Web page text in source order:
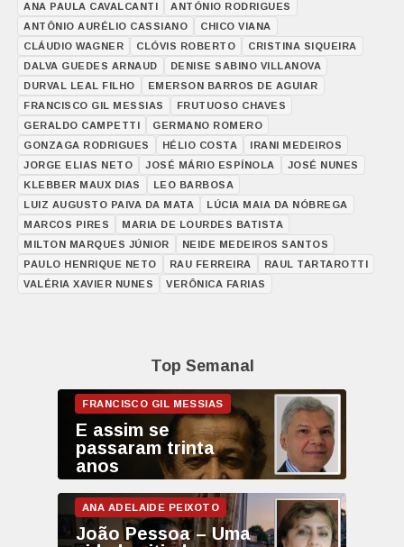
ANA PAULA CAVALCANTI
ANTÓNIO RODRIGUES
ANTÔNIO AURÉLIO CASSIANO
CHICO VIANA
CLÁUDIO WAGNER
CLÓVIS ROBERTO
CRISTINA SIQUEIRA
DALVA GUEDES ARNAUD
DENISE SABINO VILLANOVA
DURVAL LEAL FILHO
EMERSON BARROS DE AGUIAR
FRANCISCO GIL MESSIAS
FRUTUOSO CHAVES
GERALDO CAMPETTI
GERMANO ROMERO
GONZAGA RODRIGUES
HÉLIO COSTA
IRANI MEDEIROS
JORGE ELIAS NETO
JOSÉ MÁRIO ESPÍNOLA
JOSÉ NUNES
KLEBBER MAUX DIAS
LEO BARBOSA
LUIZ AUGUSTO PAIVA DA MATA
LÚCIA MAIA DA NÓBREGA
MARCOS PIRES
MARIA DE LOURDES BATISTA
MILTON MARQUES JÚNIOR
NEIDE MEDEIROS SANTOS
PAULO HENRIQUE NETO
RAU FERREIRA
RAUL TARTAROTTI
VALÉRIA XAVIER NUNES
VERÔNICA FARIAS
Top Semanal
E assim se
passaram trinta
anos
João Pessoa – Uma